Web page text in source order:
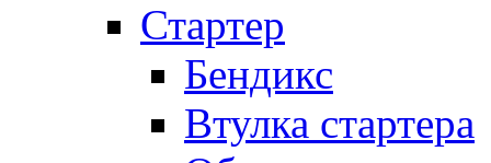
Стартер
Бендикс
Втулка стартера